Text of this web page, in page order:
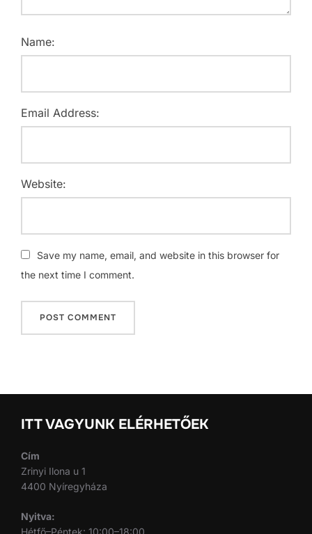
Name:
Email Address:
Website:
Save my name, email, and website in this browser for
the next time I comment.
ITT VAGYUNK ELÉRHETŐEK
Cím
Zrinyi Ilona u 1
4400 Nyíregyháza
Nyitva:
Hétfő–Péntek: 10:00–18:00